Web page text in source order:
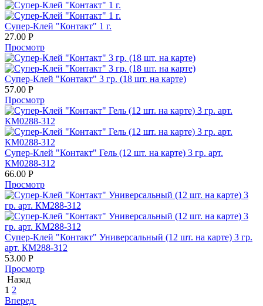
Супер-Клей "Контакт" 1 г.
27.00 Р
Просмотр
Супер-Клей "Контакт" 3 гр. (18 шт. на карте)
57.00 Р
Просмотр
Супер-Клей "Контакт" Гель (12 шт. на карте) 3 гр. арт.
КМ0288-312
66.00 Р
Просмотр
Супер-Клей "Контакт" Универсальный (12 шт. на карте) 3 гр.
арт. КМ288-312
53.00 Р
Просмотр
Назад
1 2
Вперед